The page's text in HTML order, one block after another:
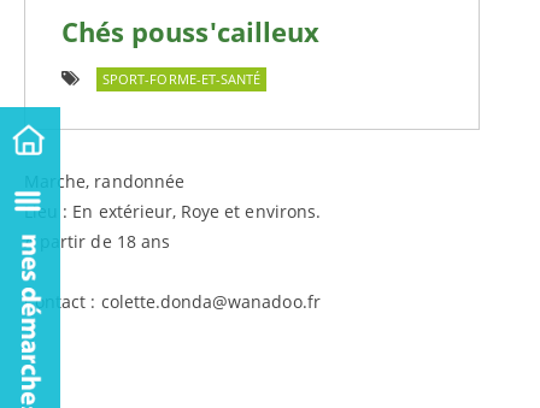
Chés pouss'cailleux
SPORT-FORME-ET-SANTÉ
Marche, randonnée
Lieu : En extérieur, Roye et environs.
A partir de 18 ans
Contact : colette.donda@wanadoo.fr